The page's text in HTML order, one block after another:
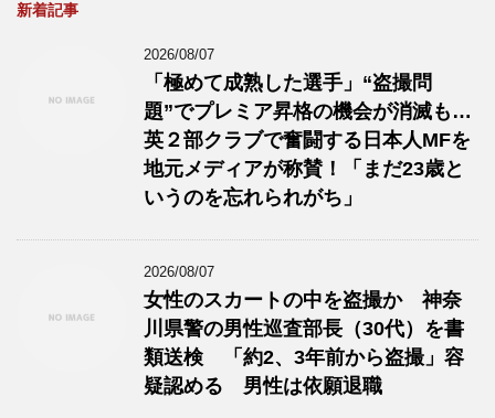
新着記事
2026/08/07
「極めて成熟した選手」“盗撮問
題”でプレミア昇格の機会が消滅も…
英２部クラブで奮闘する日本人MFを
地元メディアが称賛！「まだ23歳と
いうのを忘れられがち」
2026/08/07
女性のスカートの中を盗撮か 神奈
川県警の男性巡査部長（30代）を書
類送検 「約2、3年前から盗撮」容
疑認める 男性は依願退職